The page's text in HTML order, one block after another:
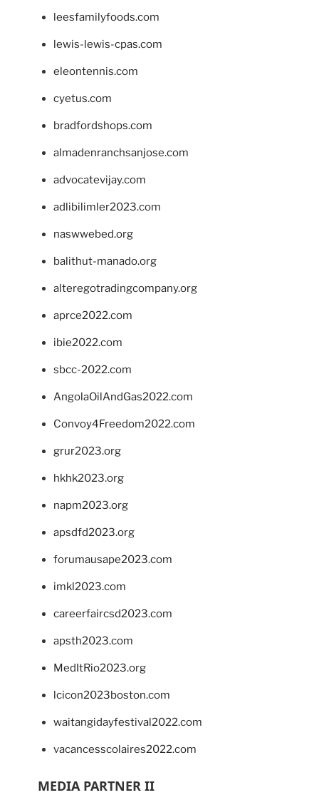
leesfamilyfoods.com
lewis-lewis-cpas.com
eleontennis.com
cyetus.com
bradfordshops.com
almadenranchsanjose.com
advocatevijay.com
adlibilimler2023.com
naswwebed.org
balithut-manado.org
alteregotradingcompany.org
aprce2022.com
ibie2022.com
sbcc-2022.com
AngolaOilAndGas2022.com
Convoy4Freedom2022.com
grur2023.org
hkhk2023.org
napm2023.org
apsdfd2023.org
forumausape2023.com
imkl2023.com
careerfaircsd2023.com
apsth2023.com
MedItRio2023.org
lcicon2023boston.com
waitangidayfestival2022.com
vacancesscolaires2022.com
MEDIA PARTNER II